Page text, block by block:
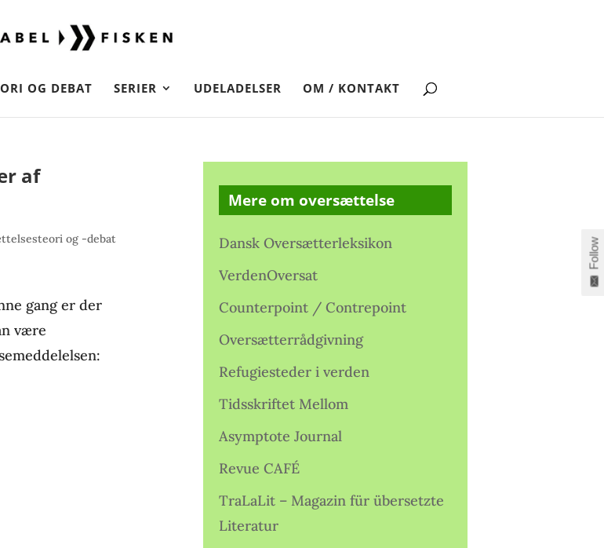
OG DEBAT SERIER UDELADELSER OM / KONTAKT
af
og -debat
gang er der
være
Mere om oversættelse
Dansk Oversætterleksikon
VerdenOversat
Counterpoint / Contrepoint
Oversætterrådgivning
Refugiesteder i verden
Tidsskriftet Mellom
Asymptote Journal
Revue CAFÉ
TraLaLit – Magazin für übersetzte
Literatur
Follow